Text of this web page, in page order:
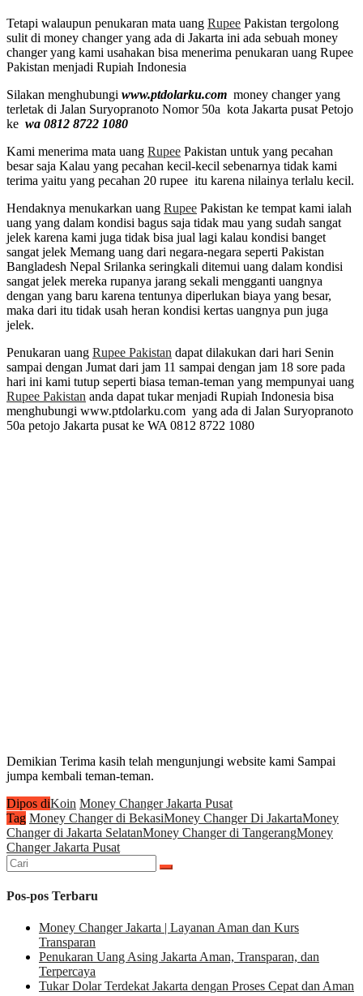
Tetapi walaupun penukaran mata uang Rupee Pakistan tergolong
sulit di money changer yang ada di Jakarta ini ada sebuah money
changer yang kami usahakan bisa menerima penukaran uang Rupee
Pakistan menjadi Rupiah Indonesia
Silakan menghubungi www.ptdolarku.com money changer yang
terletak di Jalan Suryopranoto Nomor 50a kota Jakarta pusat Petojo
ke wa 0812 8722 1080
Kami menerima mata uang Rupee Pakistan untuk yang pecahan
besar saja Kalau yang pecahan kecil-kecil sebenarnya tidak kami
terima yaitu yang pecahan 20 rupee itu karena nilainya terlalu kecil.
Hendaknya menukarkan uang Rupee Pakistan ke tempat kami ialah
uang yang dalam kondisi bagus saja tidak mau yang sudah sangat
jelek karena kami juga tidak bisa jual lagi kalau kondisi banget
sangat jelek Memang uang dari negara-negara seperti Pakistan
Bangladesh Nepal Srilanka seringkali ditemui uang dalam kondisi
sangat jelek mereka rupanya jarang sekali mengganti uangnya
dengan yang baru karena tentunya diperlukan biaya yang besar,
maka dari itu tidak usah heran kondisi kertas uangnya pun juga
jelek.
Penukaran uang Rupee Pakistan dapat dilakukan dari hari Senin
sampai dengan Jumat dari jam 11 sampai dengan jam 18 sore pada
hari ini kami tutup seperti biasa teman-teman yang mempunyai uang
Rupee Pakistan anda dapat tukar menjadi Rupiah Indonesia bisa
menghubungi www.ptdolarku.com yang ada di Jalan Suryopranoto
50a petojo Jakarta pusat ke WA 0812 8722 1080
Demikian Terima kasih telah mengunjungi website kami Sampai
jumpa kembali teman-teman.
Dipos diKoin Money Changer Jakarta Pusat
Tag Money Changer di BekasiMoney Changer Di JakartaMoney
Changer di Jakarta SelatanMoney Changer di TangerangMoney
Changer Jakarta Pusat
Cari
untuk:
Pos-pos Terbaru
Money Changer Jakarta | Layanan Aman dan Kurs
Transparan
Penukaran Uang Asing Jakarta Aman, Transparan, dan
Terpercaya
Tukar Dolar Terdekat Jakarta dengan Proses Cepat dan Aman